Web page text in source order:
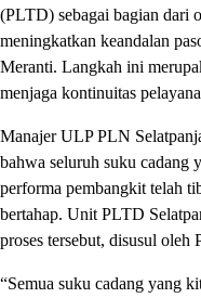
(PLTD) sebagai bagian dari
meningkatkan keandalan
Meranti. Langkah ini
menjaga kontinuitas
Manajer ULP PLN
bahwa seluruh suku cadang
performa pembangkit telah
bertahap. Unit PLTD
proses tersebut, disusul
“Semua suku cadang yang